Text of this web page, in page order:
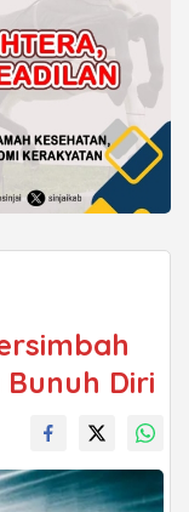
Diri